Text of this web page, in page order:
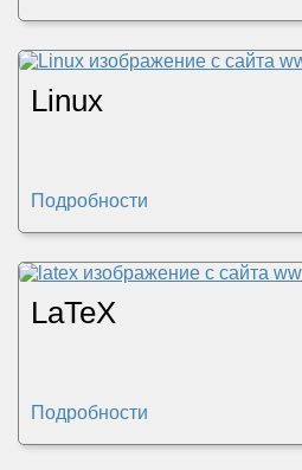
Linux
Подробности
LaTeX
Подробности